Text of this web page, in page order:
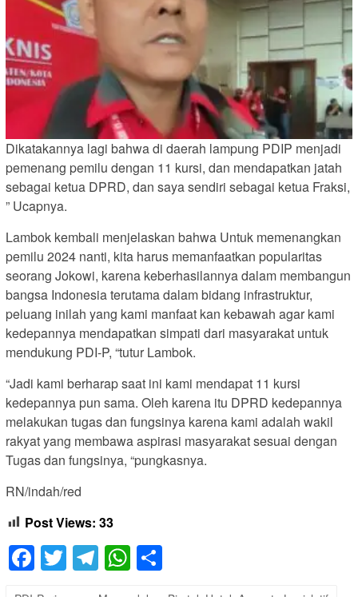
Dikatakannya lagi bahwa di daerah lampung PDIP menjadi
pemenang pemilu dengan 11 kursi, dan mendapatkan jatah
sebagai ketua DPRD, dan saya sendiri sebagai ketua Fraksi,
” Ucapnya.
Lambok kembali menjelaskan bahwa Untuk memenangkan
pemilu 2024 nanti, kita harus memanfaatkan popularitas
seorang Jokowi, karena keberhasilannya dalam membangun
bangsa Indonesia terutama dalam bidang infrastruktur,
peluang inilah yang kami manfaat kan kebawah agar kami
kedepannya mendapatkan simpati dari masyarakat untuk
mendukung PDI-P, “tutur Lambok.
“Jadi kami berharap saat ini kami mendapat 11 kursi
kedepannya pun sama. Oleh karena itu DPRD kedepannya
melakukan tugas dan fungsinya karena kami adalah wakil
rakyat yang membawa aspirasi masyarakat sesuai dengan
Tugas dan fungsinya, “pungkasnya.
RN/indah/red
Post Views: 33
Facebook
TwitterTelegram
WhatsApp